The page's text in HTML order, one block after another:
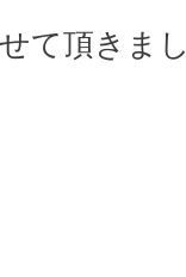
て頂きまし